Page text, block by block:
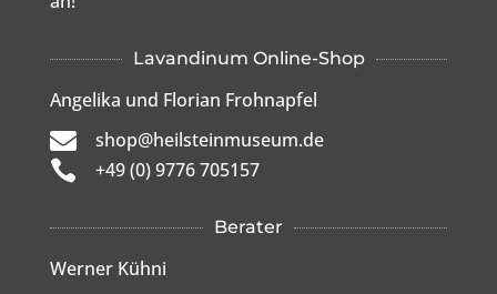
Lavandinum Online-Shop
Angelika und Florian Frohnapfel
 shop@heilsteinmuseum.de
 +49 (0) 9776 705157
Berater
Werner Kühni